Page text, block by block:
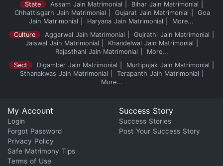
State
Assam Jain Matrimonial
Bihar Jain Matrimonial
Chhattisgarh Jain Matrimonial
Gujarat Jain Matrimonial
Goa
Jain Matrimonial
Haryana Jain Matrimonial
More...
Culture
Aggarwal Jain Matrimonial
Gujrathi Jain Matrimonial
Jaiswal Jain Matrimonial
Khandelwal Jain Matrimonial
Rajasthani Jain Matrimonial
More...
Sect
Digamber Jain Matrimonial
Murtipujak Jain Matrimonial
Sthanakwas Jain Matrimonial
Terapanth Jain Matrimonial
More...
My Account
Login
Forgot Password
Privacy Policy
Safe Matrimony Tips
Terms of Use
Success Story
Success Stories
Post Your Success Story